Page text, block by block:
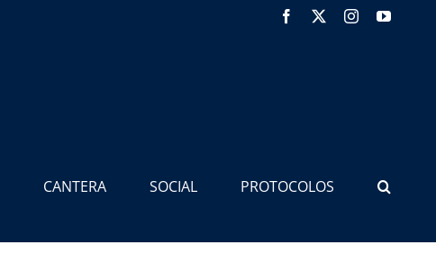
Facebook Instagram
CANTERA SOCIAL PROTOCOLOS